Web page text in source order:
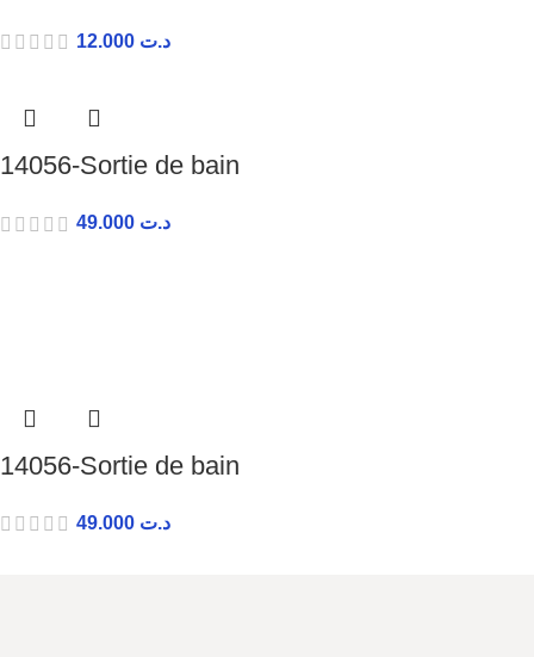
د.ت
14056-Sortie de bain
د.ت
14056-Sortie de bain
د.ت